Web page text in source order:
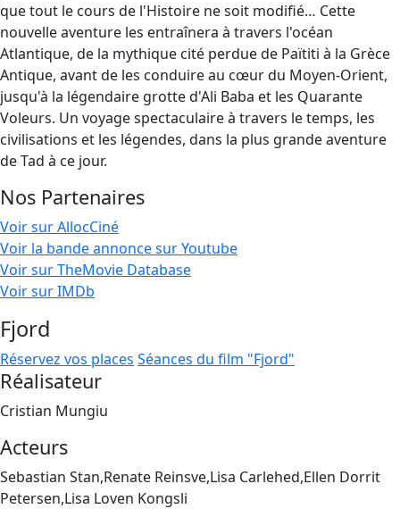
que tout le cours de l'Histoire ne soit modifié… Cette
nouvelle aventure les entraînera à travers l'océan
Atlantique, de la mythique cité perdue de Païtiti à la Grèce
Antique, avant de les conduire au cœur du Moyen-Orient,
jusqu'à la légendaire grotte d'Ali Baba et les Quarante
Voleurs. Un voyage spectaculaire à travers le temps, les
civilisations et les légendes, dans la plus grande aventure
de Tad à ce jour.
Nos Partenaires
Voir sur AllocCiné
Voir la bande annonce sur Youtube
Voir sur TheMovie Database
Voir sur IMDb
Fjord
Réservez vos places Séances du film "Fjord"
Réalisateur
Cristian Mungiu
Acteurs
Sebastian Stan,Renate Reinsve,Lisa Carlehed,Ellen Dorrit
Petersen,Lisa Loven Kongsli